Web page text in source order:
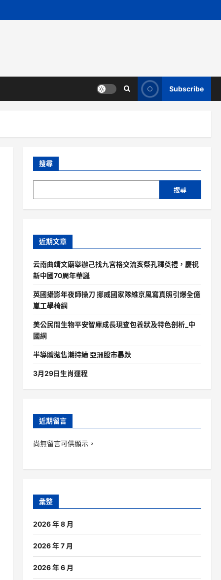
Subscribe
搜尋
搜尋
近期文章
云南曲靖文廟舉辦己找九宮格交流亥祭孔釋奠禮，慶祝
新中國70周年華誕
英國攝影年夜師操刀 挪威國家隊維京風寫真照引爆全億
嵐工學椅網
美公民間生物平安智庫成長現查包養狀及特色剖析_中
國網
半導體拋售潮持續 亞洲股市暴跌
3月29日生肖運程
近期留言
尚無留言可供顯示。
彙整
2026 年 8 月
2026 年 7 月
2026 年 6 月